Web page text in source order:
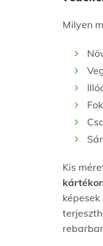
Milyen
Kis